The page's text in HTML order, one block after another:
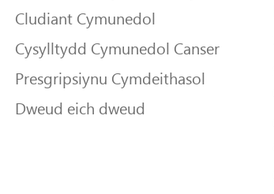
Cludiant Cymunedol
Cysylltydd Cymunedol Canser
Presgripsiynu Cymdeithasol
Dweud eich dweud